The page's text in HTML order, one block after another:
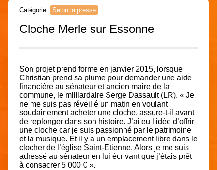
Catégorie : Selon la presse
Cloche Merle sur Essonne
Son projet prend forme en janvier 2015, lorsque
Christian prend sa plume pour demander une aide
financière au sénateur et ancien maire de la
commune, le milliardaire Serge Dassault (LR). « Je
ne me suis pas réveillé un matin en voulant
soudainement acheter une cloche, assure-t-il avant
de replonger dans son histoire. J’ai eu l’idée d’offrir
une cloche car je suis passionné par le patrimoine
et la musique. Et il y a un emplacement libre dans le
clocher de l’église Saint-Etienne. Alors je me suis
adressé au sénateur en lui écrivant que j’étais prêt
à consacrer 5 000 € ».